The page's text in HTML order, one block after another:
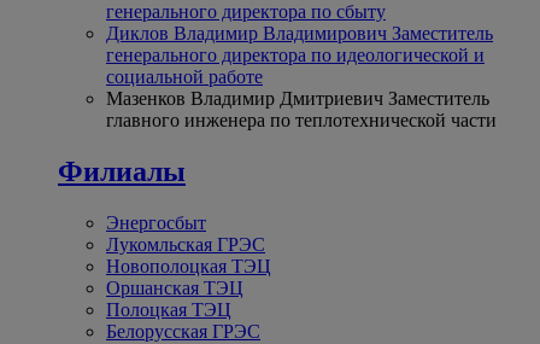
генерального директора по сбыту
Диклов Владимир Владимирович Заместитель
генерального директора по идеологической и
социальной работе
Мазенков Владимир Дмитриевич Заместитель
главного инженера по теплотехнической части
Филиалы
Энергосбыт
Лукомльская ГРЭС
Новополоцкая ТЭЦ
Оршанская ТЭЦ
Полоцкая ТЭЦ
Белорусская ГРЭС